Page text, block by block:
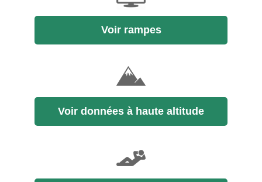
Voir rampes
Voir données à haute altitude